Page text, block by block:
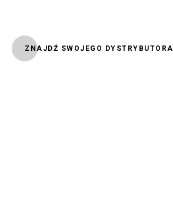
ZNAJDŹ SWOJEGO DYSTRYBUTORA